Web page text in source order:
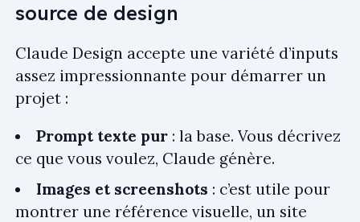
source de design
Claude Design accepte une variété d’inputs
assez impressionnante pour démarrer un
projet :
Prompt texte pur : la base. Vous décrivez
ce que vous voulez, Claude génère.
Images et screenshots : c’est utile pour
montrer une référence visuelle, un site